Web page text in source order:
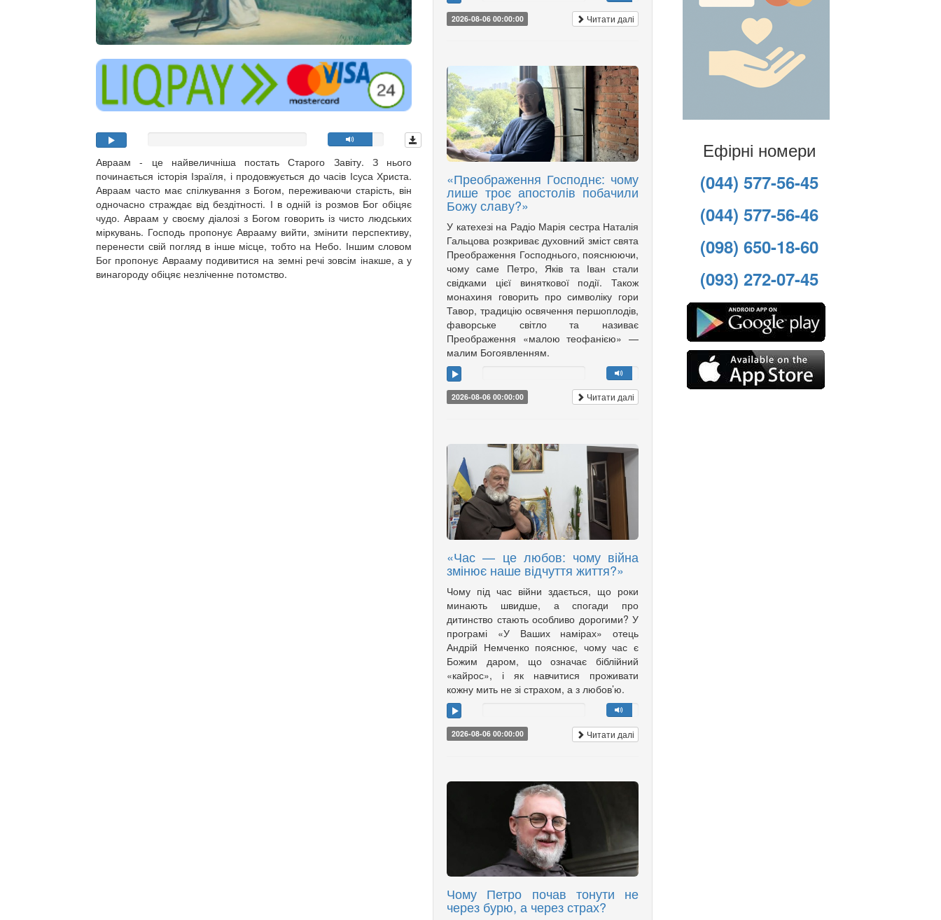
Авраам - це найвеличніша постать Старого Завіту. З нього
починається історія Ізраїля, і продовжується до часів Ісуса Христа.
Авраам часто має спілкування з Богом, переживаючи старість, він
одночасно страждає від бездітності. І в одній із розмов Бог обіцяє
чудо. Авраам у своєму діалозі з Богом говорить із чисто людських
міркувань. Господь пропонує Аврааму вийти, змінити перспективу,
перенести свій погляд в інше місце, тобто на Небо. Іншим словом
Бог пропонує Аврааму подивитися на земні речі зовсім інакше, а у
винагороду обіцяє незліченне потомство.
2026-08-06 00:00:00 Читати далі
«Преображення Господнє: чому
лише троє апостолів побачили
Божу славу?»
У катехезі на Радіо Марія сестра Наталія
Гальцова розкриває духовний зміст свята
Преображення Господнього, пояснюючи,
чому саме Петро, Яків та Іван стали
свідками цієї виняткової події. Також
монахиня говорить про символіку гори
Тавор, традицію освячення першоплодів,
фаворське світло та називає
Преображення «малою теофанією» —
малим Богоявленням.
2026-08-06 00:00:00 Читати далі
«Час — це любов: чому війна
змінює наше відчуття життя?»
Чому під час війни здається, що роки
минають швидше, а спогади про
дитинство стають особливо дорогими? У
програмі «У Ваших намірах» отець
Андрій Немченко пояснює, чому час є
Божим даром, що означає біблійний
«кайрос», і як навчитися проживати
кожну мить не зі страхом, а з любов’ю.
2026-08-06 00:00:00 Читати далі
Чому Петро почав тонути не
через бурю, а через страх?
Ефірні номери
(044) 577-56-45
(044) 577-56-46
(098) 650-18-60
(093) 272-07-45